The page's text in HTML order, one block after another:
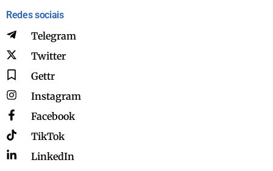
Redes sociais
Telegram
Twitter
Gettr
Instagram
Facebook
TikTok
LinkedIn